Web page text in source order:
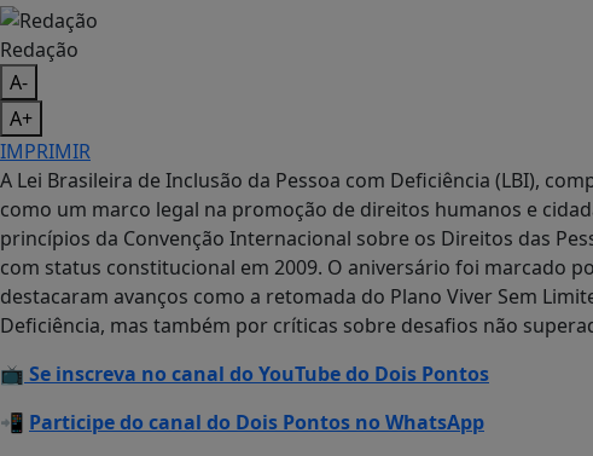
Redação
A-
A+
IMPRIMIR
A Lei Brasileira de Inclusão da Pessoa com Deficiência (LBI),
como um marco legal na promoção de direitos humanos e
princípios da Convenção Internacional sobre os Direitos das
com status constitucional em 2009. O aniversário foi marcado
destacaram avanços como a retomada do Plano Viver Sem
Deficiência, mas também por críticas sobre desafios não
📺 Se inscreva no canal do YouTube do Dois Pontos
📲 Participe do canal do Dois Pontos no WhatsApp